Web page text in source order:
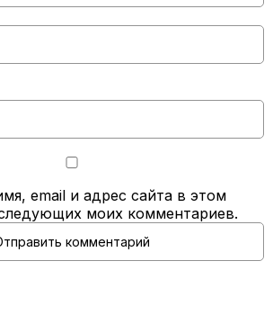
email и адрес сайта в этом
моих комментариев.